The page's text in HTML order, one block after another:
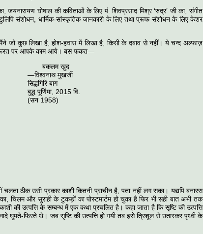
जयनारायण घोषाल की कविताओं के लिए पं. शिवप्रसाद मिश्र ‘रुद्र’ जी का, संगीत
संशोधन, धार्मिक-सांस्कृतिक जानकारी के लिए तथा प्रूफ संशोधन के लिए केशर
जो कुछ लिखा है, होश-हवास में लिखा है, किसी के दबाव से नहीं। ये चन्द अल्फाज़
पर आपके काम आये। बस फकत—
खुद
मुखर्जी
बाग
वि.
चलता ठीक उसी प्रकार काशी कितनी प्राचीन है, पता नहीं लग सका। यद्यपि बनारस
चिलम और सुराही के टुकड़ों का पोस्टमार्टम हो चुका है फिर भी सही बात अभी तक
की उत्पत्ति के सम्बन्ध में एक कथा प्रचलित है। कहा जाता है कि सृष्टि की उत्पत्ति
घूमते-फिरते थे। जब सृष्टि की उत्पत्ति हो गयी तब इसे त्रिशूल से उतारकर पृथ्वी के